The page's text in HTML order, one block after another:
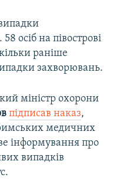
осіб на півострові
раніше
захворювань.
міністр охорони
підписав наказ,
медичних
інформування про
випадків